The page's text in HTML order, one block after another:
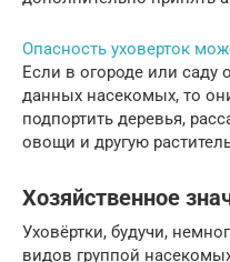
Опасность уховерток
Если в огороде или саду
данных насекомых, то
подпортить деревья,
овощи и другую
Хозяйственное
Уховёртки, будучи,
видов группой